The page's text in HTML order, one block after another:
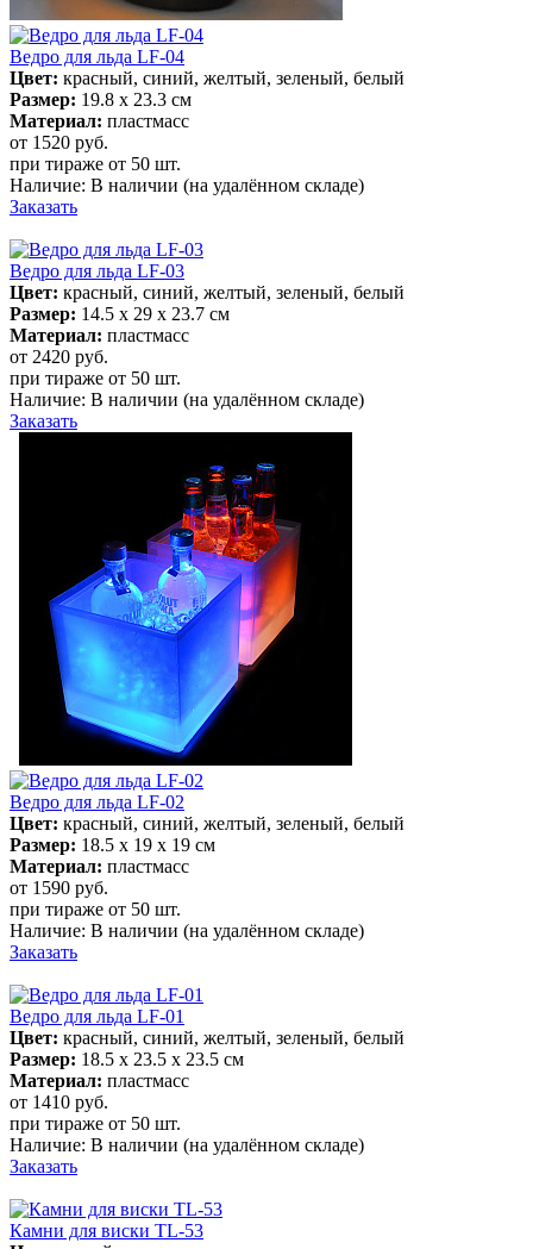
Ведро для льда LF-04
Цвет: красный, синий, желтый, зеленый, белый
Размер: 19.8 х 23.3 см
Материал: пластмасс
от 1520 руб.
при тираже от 50 шт.
Наличие: В наличии (на удалённом складе)
Заказать
Ведро для льда LF-03
Цвет: красный, синий, желтый, зеленый, белый
Размер: 14.5 х 29 х 23.7 см
Материал: пластмасс
от 2420 руб.
при тираже от 50 шт.
Наличие: В наличии (на удалённом складе)
Заказать
Ведро для льда LF-02
Цвет: красный, синий, желтый, зеленый, белый
Размер: 18.5 х 19 х 19 см
Материал: пластмасс
от 1590 руб.
при тираже от 50 шт.
Наличие: В наличии (на удалённом складе)
Заказать
Ведро для льда LF-01
Цвет: красный, синий, желтый, зеленый, белый
Размер: 18.5 х 23.5 х 23.5 см
Материал: пластмасс
от 1410 руб.
при тираже от 50 шт.
Наличие: В наличии (на удалённом складе)
Заказать
Камни для виски TL-53